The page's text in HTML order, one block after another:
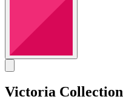
Victoria Collection